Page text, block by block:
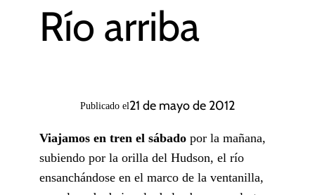
Río arriba
Publicado el21 de mayo de 2012
Viajamos en tren el sábado por la mañana,
subiendo por la orilla del Hudson, el río
ensanchándose en el marco de la ventanilla,